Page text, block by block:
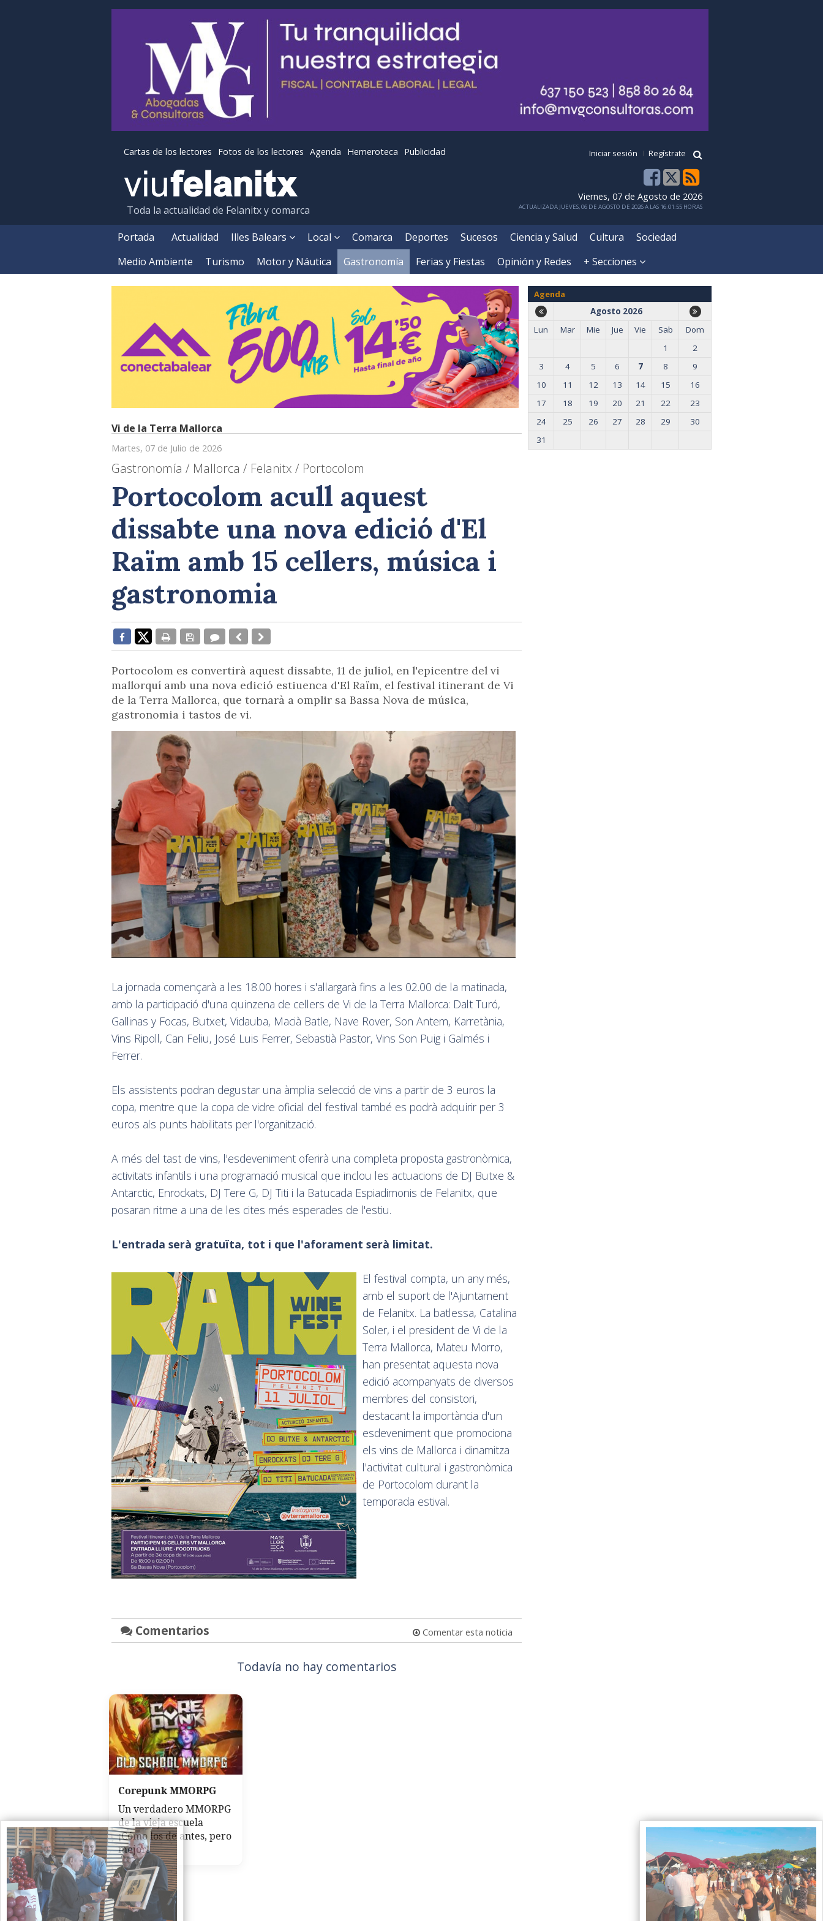
Cartas de los lectores Fotos de los lectores Agenda Hemeroteca Publicidad Iniciar sesión Regístrate
Toda la actualidad de Felanitx y comarca
Viernes, 07 de Agosto de 2026
ACTUALIZADA JUEVES, 06 DE AGOSTO DE 2026 A LAS 16:01:55 HORAS
Portada Actualidad Illes Balears Local Comarca Deportes Sucesos Ciencia y Salud Cultura
Sociedad
Medio Ambiente
Turismo Motor y Náutica Gastronomía Ferias y Fiestas Opinión y Redes + Secciones
Vi de la Terra Mallorca
Martes, 07 de Julio de 2026
Gastronomía / Mallorca / Felanitx / Portocolom
Portocolom acull aquest
dissabte una nova edició d'El
Raïm amb 15 cellers, música i
gastronomia
Portocolom es convertirà aquest dissabte, 11 de juliol, en l'epicentre del vi
mallorquí amb una nova edició estiuenca d'El Raïm, el festival itinerant de Vi
de la Terra Mallorca, que tornarà a omplir sa Bassa Nova de música,
gastronomia i tastos de vi.
La jornada començarà a les 18.00 hores i s'allargarà fins a les 02.00 de la matinada,
amb la participació d'una quinzena de cellers de Vi de la Terra Mallorca: Dalt Turó,
Gallinas y Focas, Butxet, Vidauba, Macià Batle, Nave Rover, Son Antem, Karretània,
Vins Ripoll, Can Feliu, José Luis Ferrer, Sebastià Pastor, Vins Son Puig i Galmés i
Ferrer.
Els assistents podran degustar una àmplia selecció de vins a partir de 3 euros la
copa, mentre que la copa de vidre oficial del festival també es podrà adquirir per 3
euros als punts habilitats per l'organització.
A més del tast de vins, l'esdeveniment oferirà una completa proposta gastronòmica,
activitats infantils i una programació musical que inclou les actuacions de DJ Butxe &
Antarctic, Enrockats, DJ Tere G, DJ Titi i la Batucada Espiadimonis de Felanitx, que
posaran ritme a una de les cites més esperades de l'estiu.
L'entrada serà gratuïta, tot i que l'aforament serà limitat.
El festival compta, un any més,
amb el suport de l'Ajuntament
de Felanitx. La batlessa, Catalina
Soler, i el president de Vi de la
Terra Mallorca, Mateu Morro,
han presentat aquesta nova
edició acompanyats de diversos
membres del consistori,
destacant la importància d'un
esdeveniment que promociona
els vins de Mallorca i dinamitza
l'activitat cultural i gastronòmica
de Portocolom durant la
temporada estival.
Comentarios Comentar esta noticia
Todavía no hay comentarios
Corepunk MMORPG
Un verdadero MMORPG
de la vieja escuela
¡Cómo los de antes, pero
mejor!
Agenda
Agosto 2026
Lun
Mar Mie Jue Vie Sab
Dom
1
2
3
4 5 6 7 8
9
10
11 12 13 14 15
16
17
18 19 20 21 22
23
24
25 26 27 28 29
30
31